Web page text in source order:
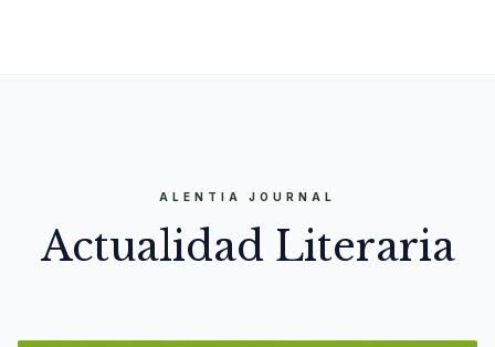
ALENTIA JOURNAL
Actualidad Literaria